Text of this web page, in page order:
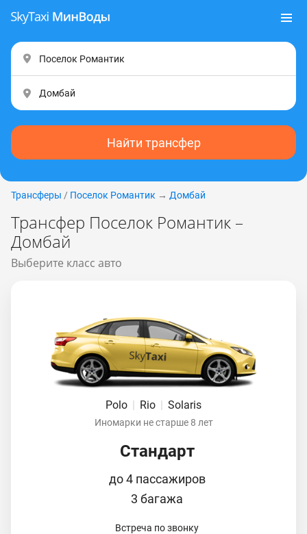
Найти трансфер
Трансферы / Поселок Романтик → Домбай
Трансфер Поселок Романтик –
Домбай
Выберите класс авто
Polo | Rio | Solaris
Иномарки не старше 8 лет
Стандарт
до 4 пассажиров
3 багажа
Встреча по звонку